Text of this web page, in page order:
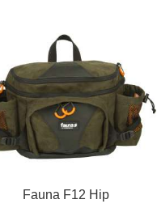
Fauna F12 Hip